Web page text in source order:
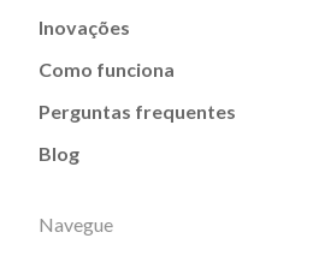
Inovações
Como funciona
Perguntas frequentes
Blog
Navegue